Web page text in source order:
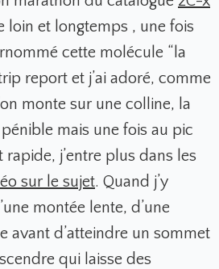
loin et longtemps , une fois
cette molécule “la
report et j’ai adoré, comme
monte sur une colline, la
mais une fois au pic
j’entre plus dans les
sur le sujet. Quand j’y
montée lente, d’une
avant d’atteindre un sommet
qui laisse des